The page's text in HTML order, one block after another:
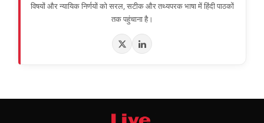
विषयों और न्यायिक निर्णयों को सरल, सटीक और तथ्यपरक भाषा में हिंदी पाठकों
तक पहुंचाना है।